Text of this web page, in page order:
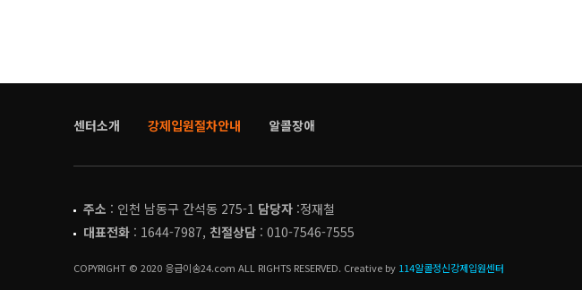
센터소개 강제입원절차안내 알콜장애
주소 : 인천 남동구 간석동 275-1 담당자 :정재철
대표전화 : 1644-7987, 친절상담 : 010-7546-7555
COPYRIGHT © 2020 응급이송24.com ALL RIGHTS RESERVED. Creative by 114알콜정신강제입원센터